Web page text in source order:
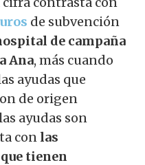
de subvención
de campaña
Ana, más cuando
ayudas que
de origen
ayudas son
con las
tienen